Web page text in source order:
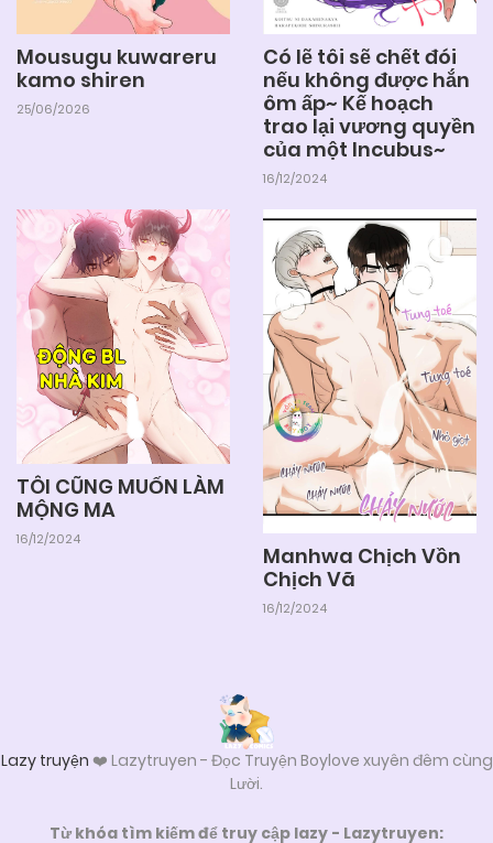
Chapter 22 29/11/2024
Chapter 20 29/11/2024
Chapter 19 29/11/2024
Chapter 18 29/11/2024
Chapter 17 29/11/2024
Chapter 16 29/11/2024
Chapter 13 29/11/2024
Chapter 12 29/11/2024
Mousugu kuwareru
kamo shiren
25/06/2026
Có lẽ tôi sẽ chết đói
nếu không được hắn
ôm ấp~ Kế hoạch
trao lại vương quyền
của một Incubus~
16/12/2024
TÔI CŨNG MUỐN LÀM
MỘNG MA
16/12/2024
Manhwa Chịch Vồn
Chịch Vã
16/12/2024
Lazy truyện ❤️ Lazytruyen - Đọc Truyện Boylove xuyên đêm cùng
Lười.
Từ khóa tìm kiếm để truy cập lazy - Lazytruyen: